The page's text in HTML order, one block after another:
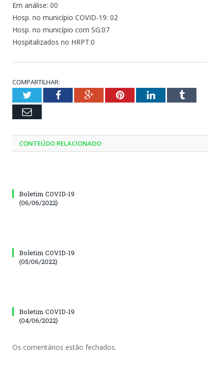
Em análise: 00
Hosp. no município COVID-19: 02
Hosp. no município com SG:07
Hospitalizados no HRPT:0
COMPARTILHAR:
TwitterFacebookGoogle+PinterestLinkedInTumblr
Email
CONTEÚDO RELACIONADO
Boletim COVID-19
(06/06/2022)
Boletim COVID-19
(05/06/2022)
Boletim COVID-19
(04/06/2022)
Os comentários estão fechados.